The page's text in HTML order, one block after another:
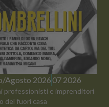
Agosto 2026 07 2026
professionisti e imprenditori
del fuori casa